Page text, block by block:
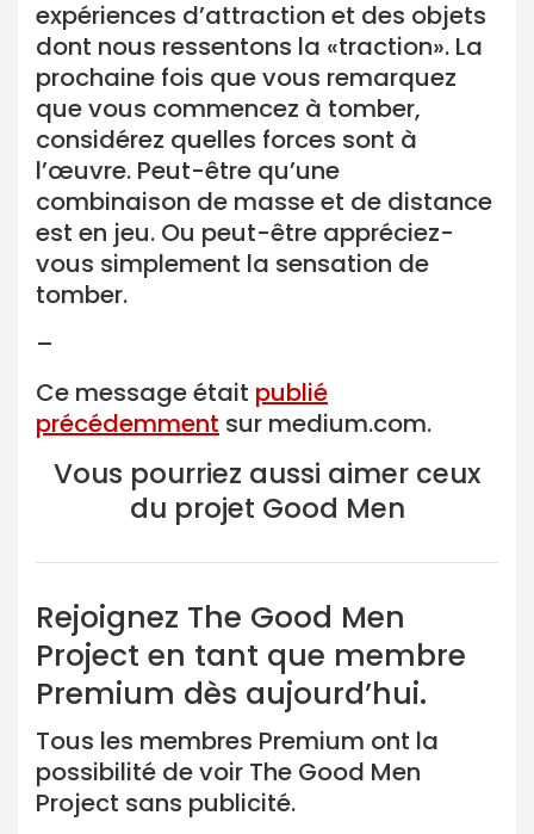
expériences d’attraction et des objets
dont nous ressentons la «traction». La
prochaine fois que vous remarquez
que vous commencez à tomber,
considérez quelles forces sont à
l’œuvre. Peut-être qu’une
combinaison de masse et de distance
est en jeu. Ou peut-être appréciez-
vous simplement la sensation de
tomber.
–
Ce message était publié
précédemment sur medium.com.
Vous pourriez aussi aimer ceux
du projet Good Men
Rejoignez The Good Men
Project en tant que membre
Premium dès aujourd’hui.
Tous les membres Premium ont la
possibilité de voir The Good Men
Project sans publicité.